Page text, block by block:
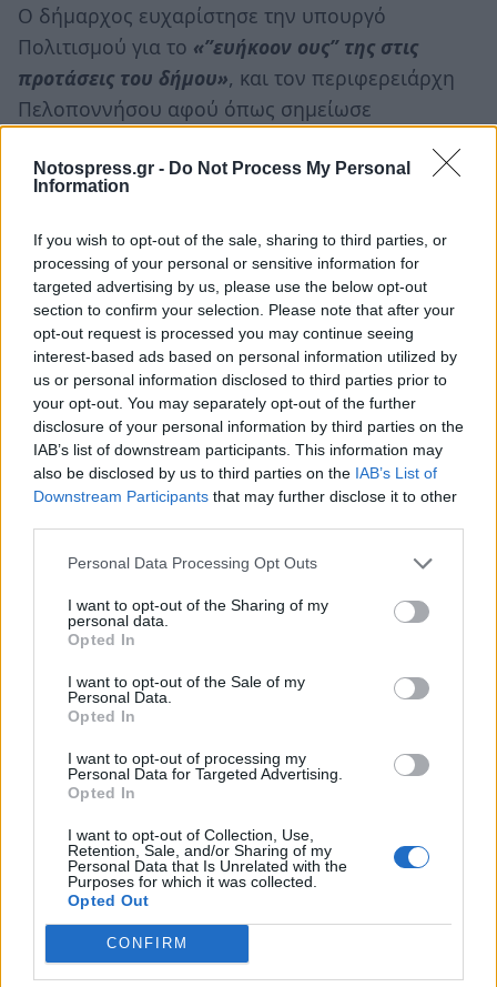
Notospress.gr - Do Not Process My Personal
Information
If you wish to opt-out of the sale, sharing to third parties, or
processing of your personal or sensitive information for
targeted advertising by us, please use the below opt-out
section to confirm your selection. Please note that after your
opt-out request is processed you may continue seeing
interest-based ads based on personal information utilized by
us or personal information disclosed to third parties prior to
your opt-out. You may separately opt-out of the further
disclosure of your personal information by third parties on the
IAB’s list of downstream participants. This information may
also be disclosed by us to third parties on the IAB’s List of
Downstream Participants that may further disclose it to other
Personal Data Processing Opt Outs
I want to opt-out of the Sharing of my
personal data.
Opted In
I want to opt-out of the Sale of my
Personal Data.
Opted In
I want to opt-out of processing my
Personal Data for Targeted Advertising.
Opted In
I want to opt-out of Collection, Use,
Retention, Sale, and/or Sharing of my
Personal Data that Is Unrelated with the
Purposes for which it was collected.
Opted Out
CONFIRM
Ο δήμαρχος ευχαρίστησε την υπουργό
Πολιτισμού για το «”ευήκοον ους” της στις
προτάσεις του δήμου», και τον περιφερειάρχη
Πελοποννήσου αφού όπως σημείωσε
Μονεμβασία και την χρηματοδότηση της
αποτέλεσμα».